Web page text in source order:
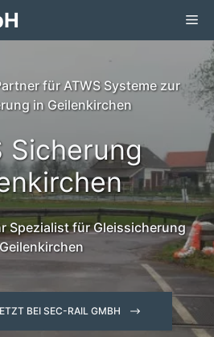
für ATWS Systeme zur
in Geilenkirchen
Sicherung
Spezialist für Gleissicherung
BEI SEC-RAIL GMBH